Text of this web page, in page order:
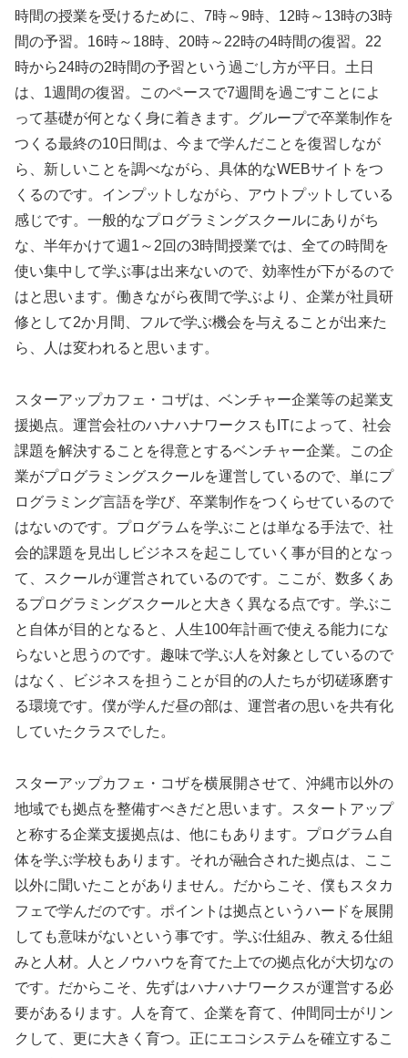
時間の授業を受けるために、7時～9時、12時～13時の3時
間の予習。16時～18時、20時～22時の4時間の復習。22
時から24時の2時間の予習という過ごし方が平日。土日
は、1週間の復習。このペースで7週間を過ごすことによ
って基礎が何となく身に着きます。グループで卒業制作を
つくる最終の10日間は、今まで学んだことを復習しなが
ら、新しいことを調べながら、具体的なWEBサイトをつ
くるのです。インプットしながら、アウトプットしている
感じです。一般的なプログラミングスクールにありがち
な、半年かけて週1～2回の3時間授業では、全ての時間を
使い集中して学ぶ事は出来ないので、効率性が下がるので
はと思います。働きながら夜間で学ぶより、企業が社員研
修として2か月間、フルで学ぶ機会を与えることが出来た
ら、人は変われると思います。
スターアップカフェ・コザは、ベンチャー企業等の起業支
援拠点。運営会社のハナハナワークスもITによって、社会
課題を解決することを得意とするベンチャー企業。この企
業がプログラミングスクールを運営しているので、単にプ
ログラミング言語を学び、卒業制作をつくらせているので
はないのです。プログラムを学ぶことは単なる手法で、社
会的課題を見出しビジネスを起こしていく事が目的となっ
て、スクールが運営されているのです。ここが、数多くあ
るプログラミングスクールと大きく異なる点です。学ぶこ
と自体が目的となると、人生100年計画で使える能力にな
らないと思うのです。趣味で学ぶ人を対象としているので
はなく、ビジネスを担うことが目的の人たちが切磋琢磨す
る環境です。僕が学んだ昼の部は、運営者の思いを共有化
していたクラスでした。
スターアップカフェ・コザを横展開させて、沖縄市以外の
地域でも拠点を整備すべきだと思います。スタートアップ
と称する企業支援拠点は、他にもあります。プログラム自
体を学ぶ学校もあります。それが融合された拠点は、ここ
以外に聞いたことがありません。だからこそ、僕もスタカ
フェで学んだのです。ポイントは拠点というハードを展開
しても意味がないという事です。学ぶ仕組み、教える仕組
みと人材。人とノウハウを育てた上での拠点化が大切なの
です。だからこそ、先ずはハナハナワークスが運営する必
要があるります。人を育て、企業を育て、仲間同士がリン
クして、更に大きく育つ。正にエコシステムを確立するこ